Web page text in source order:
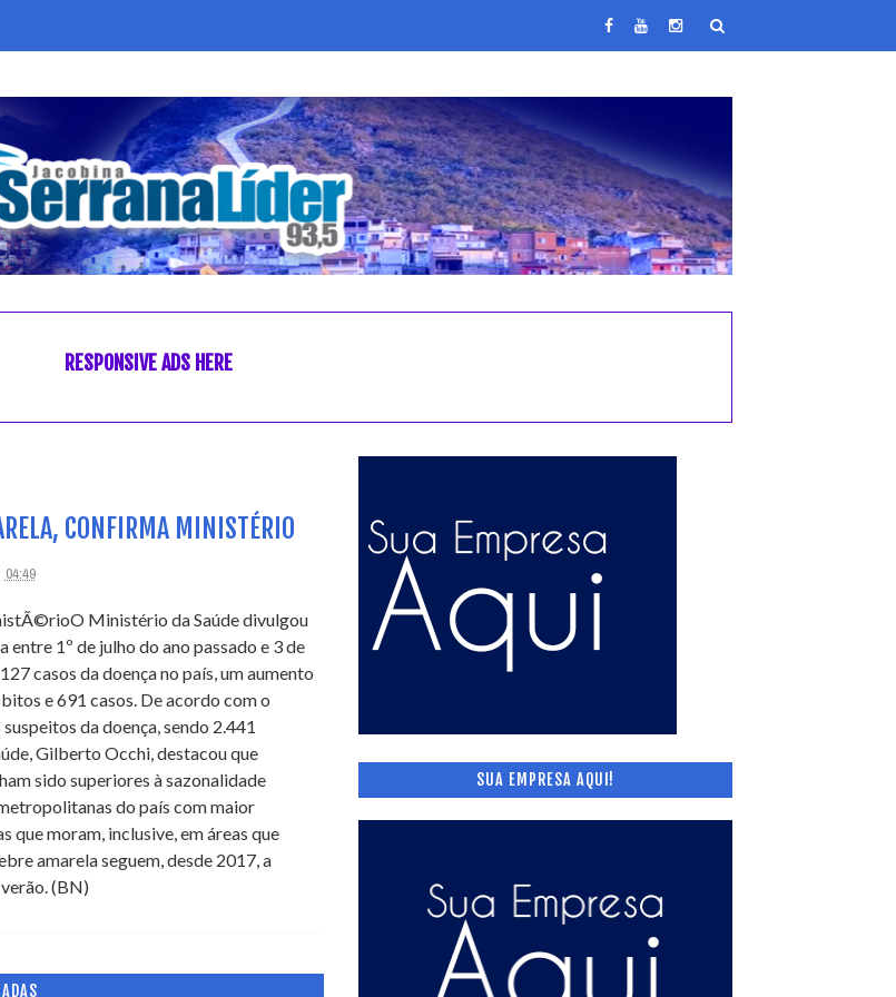
RESPONSIVE ADS HERE
CONFIRMA MINISTÉRIO
04:49
O Ministério da Saúde divulgou
1º de julho do ano passado e 3 de
casos da doença no país, um aumento
e 691 casos. De acordo com o
da doença, sendo 2.441
Gilberto Occhi, destacou que
sido superiores à sazonalidade
do país com maior
que moram, inclusive, em áreas que
amarela seguem, desde 2017, a
(BN)
SUA EMPRESA AQUI!